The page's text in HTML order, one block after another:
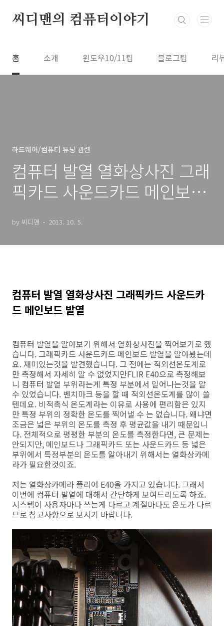
씨디맨의 컴퓨터이야기
홈 소개 윈도우10/11팁 블로그팁 리
하드웨어/컴퓨터 튜닝 관련
컴퓨터 발열 열화상사진 그래
픽카드 사운드카드 메인보드
by 씨디맨 2013. 10. 5.
컴퓨터 발열 열화상사진 그래픽카드 사운드카
드 메인보드 발열
컴퓨터 발열을 알아보기 위해서 열화상사진을 찍어보기로 했
습니다. 그래픽카드 사운드카드 메인보드 발열을 알아봤는데
요. 재미있는것을 발견했습니다. 그 전에는 적외선온도계로
만 측정해서 자세히 알 수 없었지만FLIR E40으로 측정해보
니 컴퓨터 발열 부위라는게 특정 부분에서 일어나는것을 알
수 있었습니다. 벤치마크 등을 할 때 적외선온도계를 많이 쓸
텐데요. 비적촉식 온도계라는 이유로 사용에 편리함은 있지
만 특정 부위의 정확한 온도를 찍어낼 수 는 없습니다. 왜냐면
조금은 넓은 부위의 온도를 측정 후 평균값을 내기 때문입니
다. 전체적으로 평평한 부분의 온도를 측정한다면, 큰 문제는
안되지만, 메인보드나 그래픽카드 또는 사운드카드 등 넓은
부위에서 특정부분의 온도를 알아내기 위해서는 열화상카메
라가 필요한것이죠.
저는 열화상카메라 플리어 E40을 가지고 있습니다. 그래서
이번에 컴퓨터 발열에 대해서 간단하게 보여드리도록 하죠.
시스템이 사용자마다 쓰는게 다르고 계절마다도 온도가 다르
므로 참고사항으로 보시기 바랍니다.